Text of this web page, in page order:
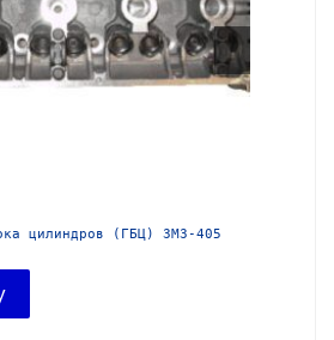
цилиндров (ГБЦ) ЗМЗ-405